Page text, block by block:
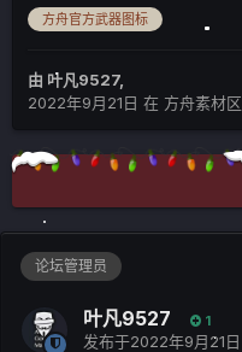
方舟官方武器图标
由 叶凡9527,
2022年9月21日 在 方舟素材区
论坛管理员
叶凡9527 1
发布于2022年9月21日